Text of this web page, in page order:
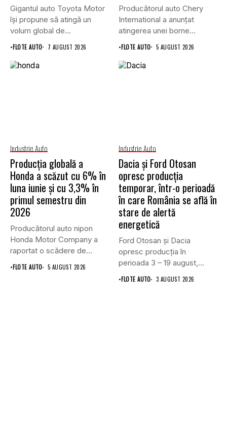
Gigantul auto Toyota Motor
își propune să atingă un
volum global de...
•FLOTE AUTO 7 AUGUST 2026
Producătorul auto Chery
International a anunțat
atingerea unei borne
istorice în industria...
•FLOTE AUTO 5 AUGUST 2026
Industrie Auto
Producția globală a
Honda a scăzut cu 6% în
luna iunie și cu 3,3% în
primul semestru din
2026
Producătorul auto nipon
Honda Motor Company a
raportat o scădere de
6,1%...
•FLOTE AUTO 5 AUGUST 2026
Industrie Auto
Dacia și Ford Otosan
opresc producția
temporar, într-o perioadă
în care România se află în
stare de alertă
energetică
Ford Otosan și Dacia
opresc producția în
perioada 3 – 19 august,...
•FLOTE AUTO 3 AUGUST 2026